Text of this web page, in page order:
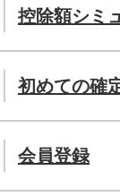
控除額シミ
初めての確
会員登録